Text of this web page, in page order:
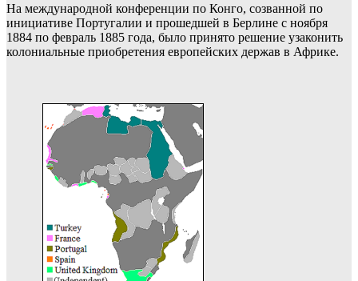
На международной конференции по Конго, созванной по
инициативе Португалии и прошедшей в Берлине с ноября
1884 по февраль 1885 года, было принято решение узаконить
колониальные приобретения европейских держав в Африке.